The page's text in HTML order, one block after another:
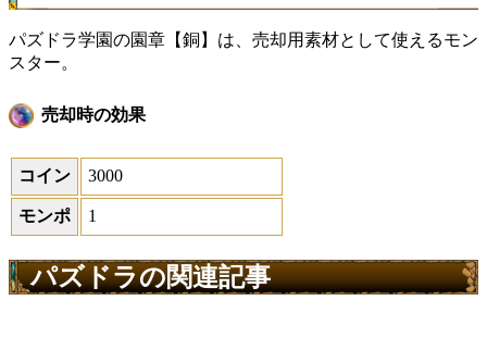
パズドラ学園の園章【銅】は、売却用素材として使えるモン
スター。
売却時の効果
コイン 3000
モンポ 1
パズドラの関連記事